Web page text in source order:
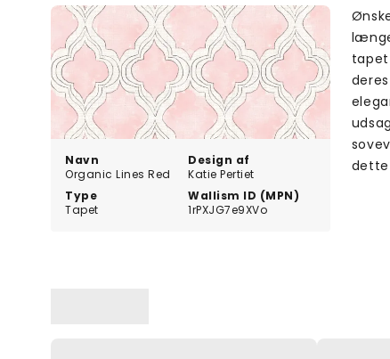
Navn
Organic Lines Red
Design af
Katie Pertiet
Type
Tapet
Wallism ID (MPN)
1rPXJG7e9XVo